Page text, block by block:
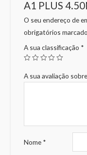
A1 PLUS
O seu endereço de
obrigatórios
A sua classificação *
A sua avaliação
Nome *